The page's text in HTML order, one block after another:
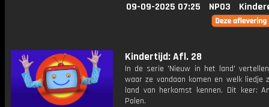
09-09-2025 07:25 NPO3
Kindertijd: Afl. 28
In de serie 'Nieuw in het land'
waar ze vandaan komen en welk liedje
land van herkomst kennen. Dit keer:
Polen.